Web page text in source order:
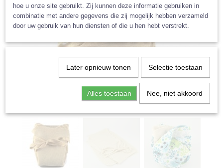
hoe u onze site gebruikt. Zij kunnen deze informatie gebruiken in
combinatie met andere gegevens die zij mogelijk hebben verzameld
door uw gebruik van hun diensten of die u hen hebt verstrekt.
Later opnieuw tonen Selectie toestaan
Alles toestaan Nee, niet akkoord